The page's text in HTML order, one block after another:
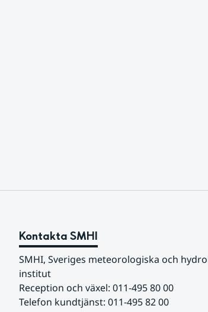
Kontakta SMHI
SMHI, Sveriges meteorologiska och
institut
Reception och växel: 011-495 80 00
Telefon kundtjänst: 011-495 82 00